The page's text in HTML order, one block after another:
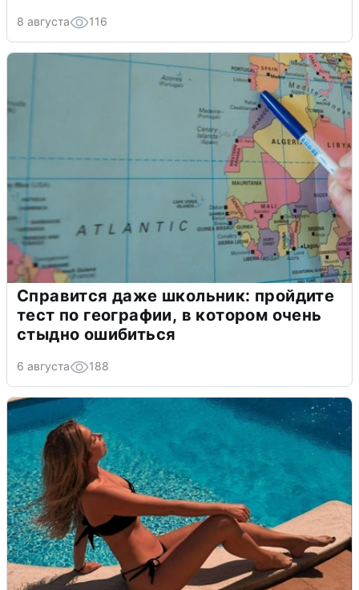
8 августа 116
Справится даже школьник: пройдите
тест по географии, в котором очень
стыдно ошибиться
6 августа 188